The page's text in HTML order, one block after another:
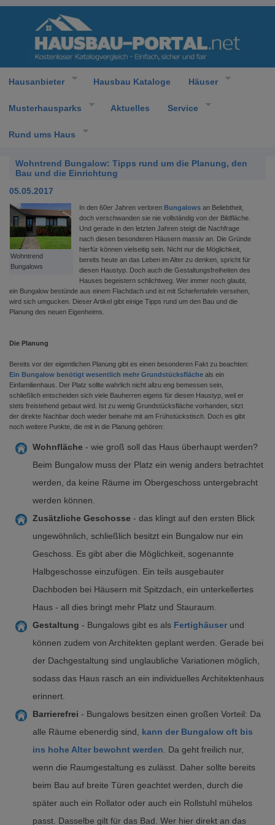
Hausanbieter Hausbau Kataloge Häuser
Musterhausparks Aktuelles Service
Rund ums Haus
Wohntrend Bungalow: Tipps rund um die Planung, den
Bau und die Einrichtung
05.05.2017
Wohntrend
Bungalows
In den 60er Jahren verloren Bungalows an Beliebtheit,
doch verschwanden sie nie vollständig von der Bildfläche.
Und gerade in den letzten Jahren steigt die Nachfrage
nach diesen besonderen Häusern massiv an. Die Gründe
hierfür können vielseitig sein. Nicht nur die Möglichkeit,
bereits heute an das Leben im Alter zu denken, spricht für
diesen Haustyp. Doch auch die Gestaltungsfreiheiten des
Hauses begeistern schlichtweg. Wer immer noch glaubt,
ein Bungalow bestünde aus einem Flachdach und ist mit Schiefertafeln versehen,
wird sich umgucken. Dieser Artikel gibt einige Tipps rund um den Bau und die
Planung des neuen Eigenheims.
Die Planung
Bereits vor der eigentlichen Planung gibt es einen besonderen Fakt zu beachten:
Ein Bungalow benötigt wesentlich mehr Grundstücksfläche als ein
Einfamilienhaus. Der Platz sollte wahrlich nicht allzu eng bemessen sein,
schließlich entscheiden sich viele Bauherren eigens für diesen Haustyp, weil er
stets freistehend gebaut wird. Ist zu wenig Grundstücksfläche vorhanden, sitzt
der direkte Nachbar doch wieder beinahe mit am Frühstückstisch. Doch es gibt
noch weitere Punkte, die mit in die Planung gehören:
Wohnfläche - wie groß soll das Haus überhaupt werden?
Beim Bungalow muss der Platz ein wenig anders betrachtet
werden, da keine Räume im Obergeschoss untergebracht
werden können.
Zusätzliche Geschosse - das klingt auf den ersten Blick
ungewöhnlich, schließlich besitzt ein Bungalow nur ein
Geschoss. Es gibt aber die Möglichkeit, sogenannte
Halbgeschosse einzufügen. Ein teils ausgebauter
Dachboden bei Häusern mit Spitzdach, ein unterkellertes
Haus - all dies bringt mehr Platz und Stauraum.
Gestaltung - Bungalows gibt es als Fertighäuser und
können zudem von Architekten geplant werden. Gerade bei
der Dachgestaltung sind unglaubliche Variationen möglich,
sodass das Haus rasch an ein individuelles Architektenhaus
erinnert.
Barrierefrei - Bungalows besitzen einen großen Vorteil: Da
alle Räume ebenerdig sind, kann der Bungalow oft bis
ins hohe Alter bewohnt werden . Da geht freilich nur,
wenn die Raumgestaltung es zulässt. Daher sollte bereits
beim Bau auf breite Türen geachtet werden, durch die
später auch ein Rollator oder auch ein Rollstuhl mühelos
passt. Dasselbe gilt für das Bad. Wer hier direkt an das